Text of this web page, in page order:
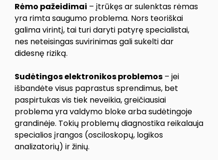
Rėmo pažeidimai – įtrūkęs ar sulenktas rėmas
yra rimta saugumo problema. Nors teoriškai
galima virintį, tai turi daryti patyrę specialistai,
nes neteisingas suvirinimas gali sukelti dar
didesnę riziką.
Sudėtingos elektronikos problemos – jei
išbandėte visus paprastus sprendimus, bet
paspirtukas vis tiek neveikia, greičiausiai
problema yra valdymo bloke arba sudėtingoje
grandinėje. Tokių problemų diagnostika reikalauja
specialios įrangos (osciloskopų, logikos
analizatorių) ir žinių.